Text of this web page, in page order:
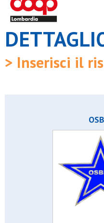
> Inserisci il